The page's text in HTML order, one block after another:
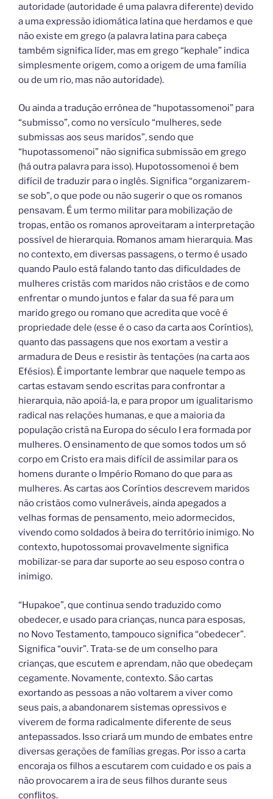
autoridade (autoridade é uma palavra diferente) devido
a uma expressão idiomática latina que herdamos e que
não existe em grego (a palavra latina para cabeça
também significa líder, mas em grego “kephale” indica
simplesmente origem, como a origem de uma família
ou de um rio, mas não autoridade).
Ou ainda a tradução errônea de “hupotassomenoi” para
“submisso”, como no versículo “mulheres, sede
submissas aos seus maridos”, sendo que
“hupotassomenoi” não significa submissão em grego
(há outra palavra para isso). Hupotossomenoi é bem
difícil de traduzir para o inglês. Significa “organizarem-
se sob”, o que pode ou não sugerir o que os romanos
pensavam. É um termo militar para mobilização de
tropas, então os romanos aproveitaram a interpretação
possível de hierarquia. Romanos amam hierarquia. Mas
no contexto, em diversas passagens, o termo é usado
quando Paulo está falando tanto das dificuldades de
mulheres cristãs com maridos não cristãos e de como
enfrentar o mundo juntos e falar da sua fé para um
marido grego ou romano que acredita que você é
propriedade dele (esse é o caso da carta aos Coríntios),
quanto das passagens que nos exortam a vestir a
armadura de Deus e resistir às tentações (na carta aos
Efésios). É importante lembrar que naquele tempo as
cartas estavam sendo escritas para confrontar a
hierarquia, não apoiá-la, e para propor um igualitarismo
radical nas relações humanas, e que a maioria da
população cristã na Europa do século I era formada por
mulheres. O ensinamento de que somos todos um só
corpo em Cristo era mais difícil de assimilar para os
homens durante o Império Romano do que para as
mulheres. As cartas aos Coríntios descrevem maridos
não cristãos como vulneráveis, ainda apegados a
velhas formas de pensamento, meio adormecidos,
vivendo como soldados à beira do território inimigo. No
contexto, hupotossomai provavelmente significa
mobilizar-se para dar suporte ao seu esposo contra o
inimigo.
“Hupakoe”, que continua sendo traduzido como
obedecer, e usado para crianças, nunca para esposas,
no Novo Testamento, tampouco significa “obedecer”.
Significa “ouvir”. Trata-se de um conselho para
crianças, que escutem e aprendam, não que obedeçam
cegamente. Novamente, contexto. São cartas
exortando as pessoas a não voltarem a viver como
seus pais, a abandonarem sistemas opressivos e
viverem de forma radicalmente diferente de seus
antepassados. Isso criará um mundo de embates entre
diversas gerações de famílias gregas. Por isso a carta
encoraja os filhos a escutarem com cuidado e os pais a
não provocarem a ira de seus filhos durante seus
conflitos.